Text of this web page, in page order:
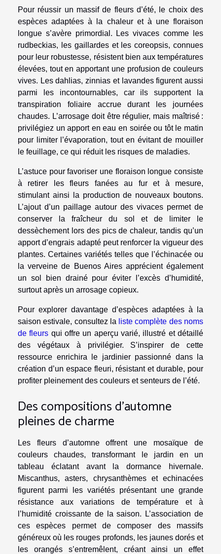
Pour réussir un massif de fleurs d’été, le choix des
espèces adaptées à la chaleur et à une floraison
longue s’avère primordial. Les vivaces comme les
rudbeckias, les gaillardes et les coreopsis, connues
pour leur robustesse, résistent bien aux températures
élevées, tout en apportant une profusion de couleurs
vives. Les dahlias, zinnias et lavandes figurent aussi
parmi les incontournables, car ils supportent la
transpiration foliaire accrue durant les journées
chaudes. L’arrosage doit être régulier, mais maîtrisé :
privilégiez un apport en eau en soirée ou tôt le matin
pour limiter l’évaporation, tout en évitant de mouiller
le feuillage, ce qui réduit les risques de maladies.
L’astuce pour favoriser une floraison longue consiste
à retirer les fleurs fanées au fur et à mesure,
stimulant ainsi la production de nouveaux boutons.
L’ajout d’un paillage autour des vivaces permet de
conserver la fraîcheur du sol et de limiter le
dessèchement lors des pics de chaleur, tandis qu’un
apport d’engrais adapté peut renforcer la vigueur des
plantes. Certaines variétés telles que l’échinacée ou
la verveine de Buenos Aires apprécient également
un sol bien drainé pour éviter l’excès d’humidité,
surtout après un arrosage copieux.
Pour explorer davantage d’espèces adaptées à la
saison estivale, consultez la liste complète des noms
de fleurs qui offre un aperçu varié, illustré et détaillé
des végétaux à privilégier. S’inspirer de cette
ressource enrichira le jardinier passionné dans la
création d’un espace fleuri, résistant et durable, pour
profiter pleinement des couleurs et senteurs de l’été.
Des compositions d’automne
pleines de charme
Les fleurs d’automne offrent une mosaïque de
couleurs chaudes, transformant le jardin en un
tableau éclatant avant la dormance hivernale.
Miscanthus, asters, chrysanthèmes et echinacées
figurent parmi les variétés présentant une grande
résistance aux variations de température et à
l’humidité croissante de la saison. L’association de
ces espèces permet de composer des massifs
généreux où les rouges profonds, les jaunes dorés et
les orangés s’entremêlent, créant ainsi un effet